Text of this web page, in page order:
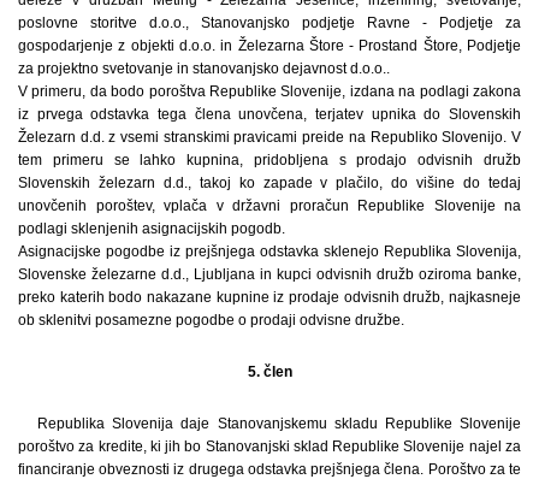
poslovne storitve d.o.o., Stanovanjsko podjetje Ravne - Podjetje za
gospodarjenje z objekti d.o.o. in Železarna Štore - Prostand Štore, Podjetje
za projektno svetovanje in stanovanjsko dejavnost d.o.o..
V primeru, da bodo poroštva Republike Slovenije, izdana na podlagi zakona
iz prvega odstavka tega člena unovčena, terjatev upnika do Slovenskih
Železarn d.d. z vsemi stranskimi pravicami preide na Republiko Slovenijo. V
tem primeru se lahko kupnina, pridobljena s prodajo odvisnih družb
Slovenskih železarn d.d., takoj ko zapade v plačilo, do višine do tedaj
unovčenih poroštev, vplača v državni proračun Republike Slovenije na
podlagi sklenjenih asignacijskih pogodb.
Asignacijske pogodbe iz prejšnjega odstavka sklenejo Republika Slovenija,
Slovenske železarne d.d., Ljubljana in kupci odvisnih družb oziroma banke,
preko katerih bodo nakazane kupnine iz prodaje odvisnih družb, najkasneje
ob sklenitvi posamezne pogodbe o prodaji odvisne družbe.
5. člen
Republika Slovenija daje Stanovanjskemu skladu Republike Slovenije
poroštvo za kredite, ki jih bo Stanovanjski sklad Republike Slovenije najel za
financiranje obveznosti iz drugega odstavka prejšnjega člena. Poroštvo za te